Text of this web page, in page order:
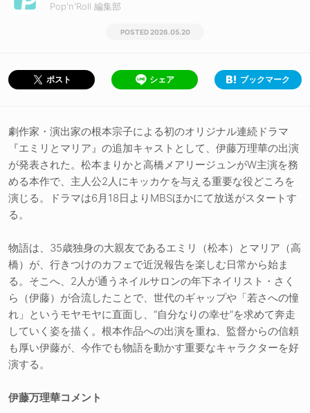
Pop'n'Roll 編集部
2026.05.20
ポスト シェア ブックマーク
劇作家・演出家の根本宗子による初のオリジナル連続ドラマ
『エミリとマリア』の追加キャストとして、伊藤万理華の出演
が発表された。松本まりかと高橋メアリージュンがW主演を務
める本作で、主人公2人にキッカケを与える重要な役どころを
演じる。ドラマは6月18日よりMBSほかにて放送がスタートす
る。
物語は、35歳独身の大親友であるエミリ（松本）とマリア（高
橋）が、行きつけのカフェで近況報告を楽しむ日常から始ま
る。そこへ、2人が通うネイルサロンの年下ネイリスト・さく
ら（伊藤）が合流したことで、世代のギャップや「若さへの憧
れ」というモヤモヤに直面し、“自分なりの幸せ”を求めて奔走
していく姿を描く。根本作品への出演を重ね、監督からの信頼
も厚い伊藤が、今作でも物語を動かす重要なキャラクターを好
演する。
伊藤万理華コメント